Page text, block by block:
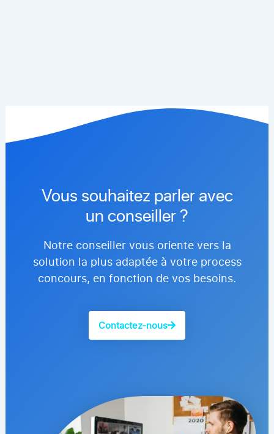
Vous souhaitez parler avec
un conseiller ?
Notre conseiller vous oriente vers la
solution la plus adaptée à votre process
concours, en fonction de vos besoins.​
Contactez-nous